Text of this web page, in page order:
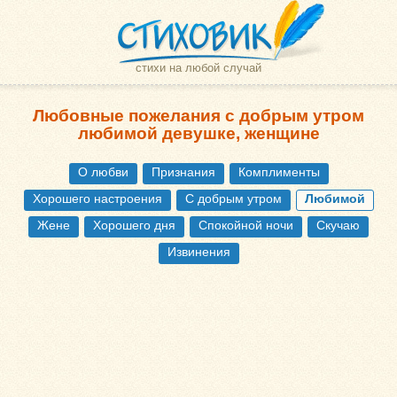
стихи на любой случай
Любовные пожелания с добрым утром
любимой девушке, женщине
О любви Признания
Комплименты
Хорошего настроения
С добрым утром
Любимой
Жене
Хорошего дня Спокойной ночи
Скучаю
Извинения